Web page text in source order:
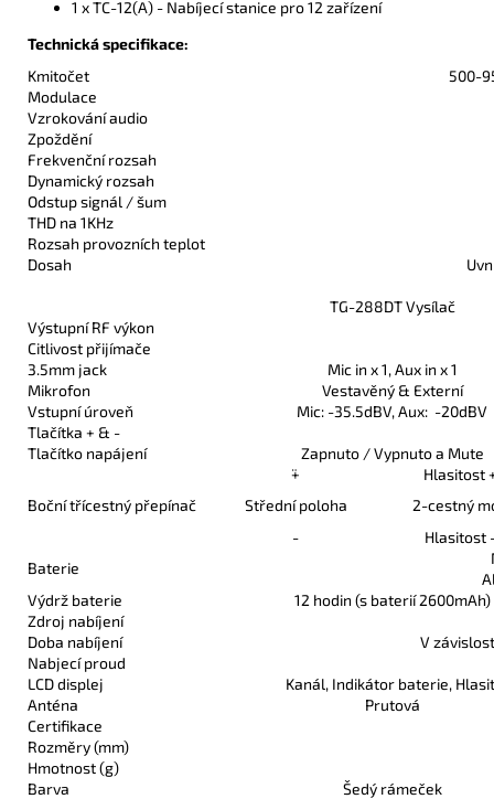
1 x TC-12(A) - Nabíjecí stanice pro 12 zařízení
Technická specifikace:
Kmitočet
500-
Modulace
Vzrokování audio
Zpoždění
Frekvenční rozsah
Dynamický rozsah
Odstup signál / šum
THD na 1KHz
Rozsah provozních teplot
Dosah
TG-288DT Vysílač
Výstupní RF výkon
Citlivost přijímače
3.5mm jack
Mic in x 1, Aux in x 1
Mikrofon
Vestavěný & Externí
Vstupní úroveň
Mic: -35.5dBV, Aux: -20dBV
Tlačítka + & -
Tlačítko napájení
Zapnuto / Vypnuto a Mute
Boční třícestný přepínač
¨+
Hlasitost
Střední poloha
2-cestný
-
Hlasitost
Baterie
Výdrž baterie
12 hodin (s baterií 2600mAh)
Zdroj nabíjení
Doba nabíjení
V
Nabjecí proud
LCD displej
Kanál, Indikátor baterie,
Anténa
Prutová
Certifikace
Rozměry (mm)
Hmotnost (g)
Barva
Šedý rámeček